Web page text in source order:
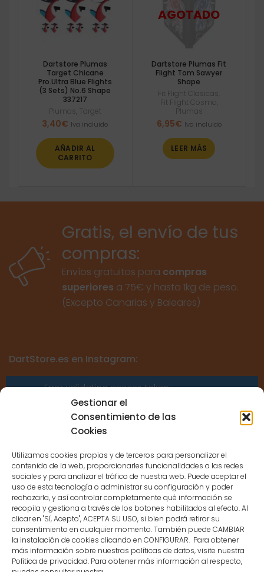
Gestionar el
Consentimiento de las
Cookies
Utilizamos cookies propias y de terceros para personalizar el
contenido de la web, proporcionarles funcionalidades a las redes
sociales y para analizar el tráfico de nuestra web. Puede aceptar el
uso de esta tecnología o administrar su configuración y poder
rechazarla, y así controlar completamente qué información se
recopila y gestiona a través de los botones habilitados al efecto. Al
clicar en "Sí, Acepto", ACEPTA SU USO, si bien podrá retirar su
consentimiento en cualquier momento. También puede CAMBIAR
la instalación de cookies clicando en CONFIGURAR. Para obtener
más información sobre nuestras políticas de datos, visite nuestra
Política de privacidad. Para obtener más información al respecto,
Dartstore Plumas
Target Chicane
Pro.Ultra Blue Flights
(3 Sets) No.6 Shape
337217
Plumas Target
3,40€ Iva incluido
AÑADIR AL
CARRITO
Dartstore Plumas Fit
Flight Tom Sawyer
Shape
Fit Flight Clasicas
Fit Flight Cosmo
Plumas
6,95€ Iva incluido
LEER MÁS
Gratis, el envío de tus
compras:
Envíos gratuitos para compras
superiores a 75€ y hasta 1kg de peso.
(Excepto Canarias y Baleares)
DartStore.es en Instagram:
Error validating access token:
Sessions for the user are not allowed
because the user is not a confirmed
CONTACTO
MENÚ PRINCIPAL
MI CUENTA